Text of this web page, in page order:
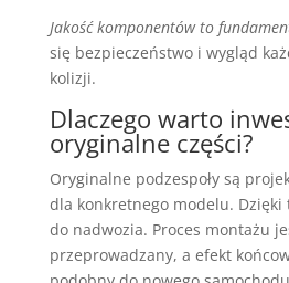
Jakość komponentów to
się bezpieczeństwo i wygląd
kolizji.
Dlaczego warto
oryginalne części?
Oryginalne podzespoły są
dla konkretnego modelu.
do nadwozia. Proces montażu
przeprowadzany, a efekt